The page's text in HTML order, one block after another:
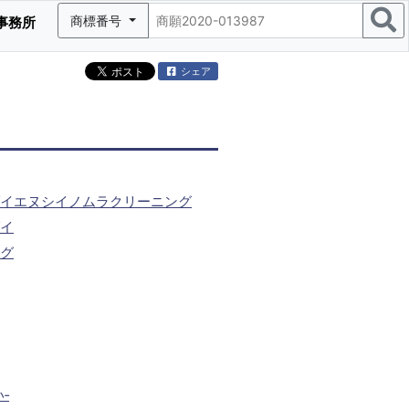
務所 商標番号
シェア
エヌシイノムラクリーニング